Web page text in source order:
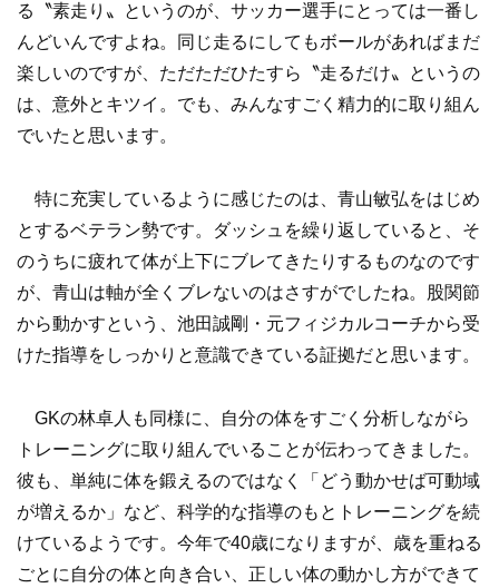
る〝素走り〟というのが、サッカー選手にとっては一番し
んどいんですよね。同じ走るにしてもボールがあればまだ
楽しいのですが、ただただひたすら〝走るだけ〟というの
は、意外とキツイ。でも、みんなすごく精力的に取り組ん
でいたと思います。
特に充実しているように感じたのは、青山敏弘をはじめ
とするベテラン勢です。ダッシュを繰り返していると、そ
のうちに疲れて体が上下にブレてきたりするものなのです
が、青山は軸が全くブレないのはさすがでしたね。股関節
から動かすという、池田誠剛・元フィジカルコーチから受
けた指導をしっかりと意識できている証拠だと思います。
GKの林卓人も同様に、自分の体をすごく分析しながら
トレーニングに取り組んでいることが伝わってきました。
彼も、単純に体を鍛えるのではなく「どう動かせば可動域
が増えるか」など、科学的な指導のもとトレーニングを続
けているようです。今年で40歳になりますが、歳を重ねる
ごとに自分の体と向き合い、正しい体の動かし方ができて